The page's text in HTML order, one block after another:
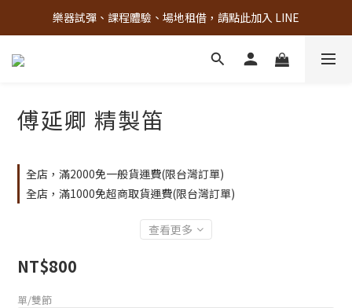
古亭門市 + 先進音樂教室週末假日皆有營業
樂器試彈、課程體驗、場地租借，請點此加入 LINE
古亭門市 + 先進音樂教室週末假日皆有營業
傅延卿 精製笛
全店，滿2000免一般貨運費(限台灣訂單)
全店，滿1000免超商取貨運費(限台灣訂單)
查看更多
NT$800
單/雙節